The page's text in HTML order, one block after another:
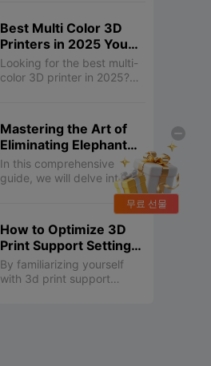
Best Multi Color 3D
Printers in 2025 You
Should Not Miss
Looking for the best multi-
color 3D printer in 2025?
including the Creality K2
Plus and more. These best
3D printers provide
stunning results with
multicolor 3D prints, ideal
for creating intricate multi-
about the different
methods for printing
multicolor 3D designs, such
as dual extruders and
Mastering the Art of
Eliminating Elephant
Foot in 3D Printing
In this comprehensive
guide, we will delve into the
root causes of the elephant
to prevent and mitigate it,
and uncover post-
processing techniques to
salvage affected prints.
How to Optimize 3D
Print Support Settings
for Better Results
By familiarizing yourself
with 3d print support
무료 선물